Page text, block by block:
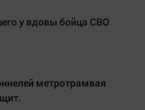
у вдовы бойца СВО
метротрамвая